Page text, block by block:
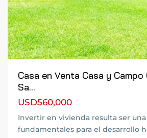
Previous
Casa en Venta Casa y
Sa...
USD560,000
Invertir en vivienda resulta ser
fundamentales para el desarrollo